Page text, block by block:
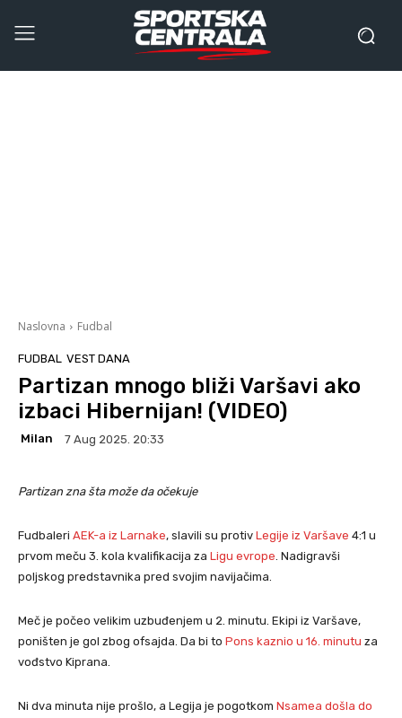
Naslovna Fudbal
FUDBAL VEST DANA
Partizan mnogo bliži Varšavi ako
izbaci Hibernijan! (VIDEO)
Milan 7 Aug 2025. 20:33
Partizan zna šta može da očekuje
Fudbaleri AEK-a iz Larnake, slavili su protiv Legije iz Varšave 4:1 u
prvom meču 3. kola kvalifikacija za Ligu evrope . Nadigravši
poljskog predstavnika pred svojim navijačima.
Meč je počeo velikim uzbuđenjem u 2. minutu. Ekipi iz Varšave,
poništen je gol zbog ofsajda. Da bi to Pons kaznio u 16. minutu za
vođstvo Kiprana.
Ni dva minuta nije prošlo, a Legija je pogotkom Nsamea došla do